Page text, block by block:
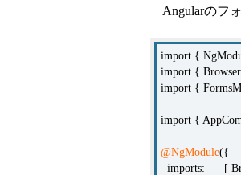
Angularのフ
import {
import {
import {
import {
@NgModule({
imports: [